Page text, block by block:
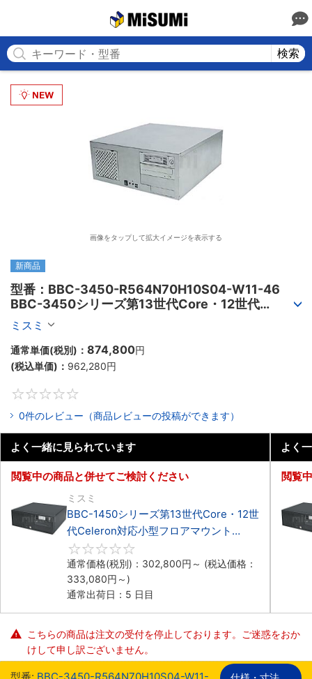
検索
画像をタップして拡大イメージを表示する
新商品
型番：BBC-3450-R564N70H10S04-W11-46
BBC-3450シリーズ第13世代Core・12世代
Celeron対応フロアマウント4PCIe
ミスミ
通常単価(税別)： 874,800円
(税込単価)： 962,280円
0件のレビュー（商品レビューの投稿ができます）
よく一緒に見られています
閲覧中の商品と併せてご検討ください
ミスミ
BBC-1450シリーズ第13世代Core・12世
代Celeron対応小型フロアマウント
4PCIe
通常価格(税別)： 302,800円 ～ (税込価格：
333,080円 ～)
通常出荷日：5 日目
よく
閲覧
こちらの商品は注文の受付を停止しております。ご迷惑をおか
けして申し訳ございません。